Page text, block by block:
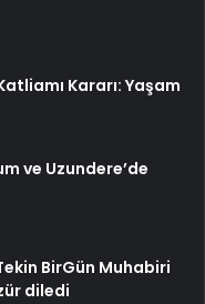
Kararı: Yaşam
ve Uzundere’de
BirGün Muhabiri
diledi